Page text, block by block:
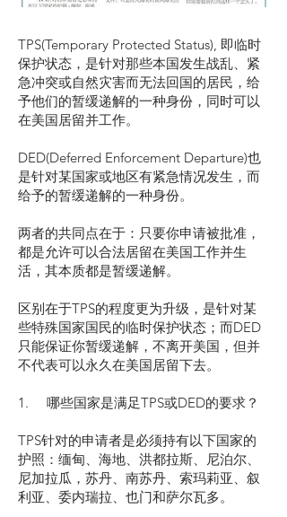
TPS(Temporary Protected Status), 即临时
保护状态，是针对那些本国发生战乱、紧
急冲突或自然灾害而无法回国的居民，给
予他们的暂缓递解的一种身份，同时可以
在美国居留并工作。
DED(Deferred Enforcement Departure)也
是针对某国家或地区有紧急情况发生，而
给予的暂缓递解的一种身份。
两者的共同点在于：只要你申请被批准，
都是允许可以合法居留在美国工作并生
活，其本质都是暂缓递解。
区别在于TPS的程度更为升级，是针对某
些特殊国家国民的临时保护状态；而DED
只能保证你暂缓递解，不离开美国，但并
不代表可以永久在美国居留下去。
1. 哪些国家是满足TPS或DED的要求？
TPS针对的申请者是必须持有以下国家的
护照：缅甸、海地、洪都拉斯、尼泊尔、
尼加拉瓜，苏丹、南苏丹、索玛莉亚、叙
利亚、委内瑞拉、也门和萨尔瓦多。